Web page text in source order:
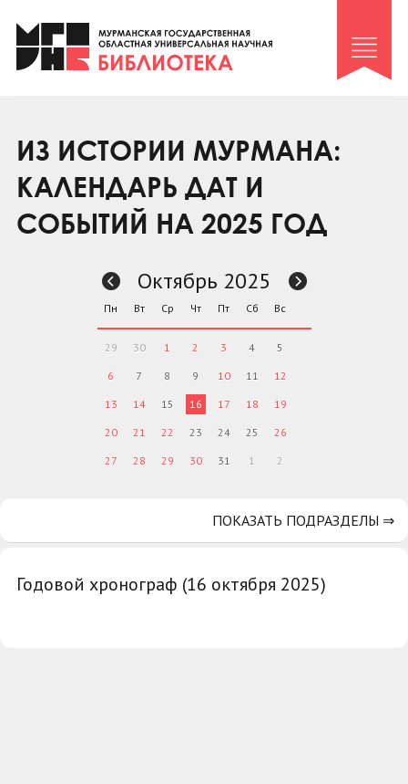
Клуб «Гиря и сельдерей»
Клуб «Семейный архив»
Коллегам
Контакты
ИЗ ИСТОРИИ МУРМАНА:
КАЛЕНДАРЬ ДАТ И
СОБЫТИЙ НА 2025 ГОД
Годовой хронограф (16 октября 2025)
Октябрь 2025
Пн Вт Ср Чт Пт Сб Вс
29 30 1 2 3 4 5
6 7 8 9 10 11 12
13 14 15 16 17 18 19
20 21 22 23 24 25 26
27 28 29 30 31 1 2
ПОКАЗАТЬ ПОДРАЗДЕЛЫ ⇒